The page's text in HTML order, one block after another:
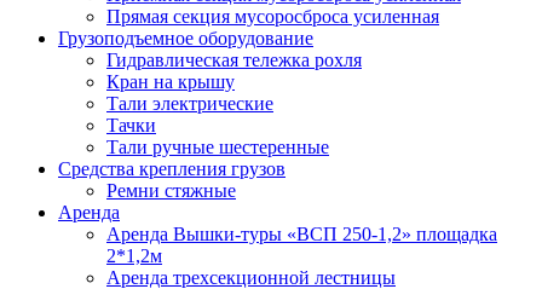
Прямая секция мусоросброса усиленная
Грузоподъемное оборудование
Гидравлическая тележка рохля
Кран на крышу
Тали электрические
Тачки
Тали ручные шестеренные
Средства крепления грузов
Ремни стяжные
Аренда
Аренда Вышки-туры «ВСП 250-1,2» площадка
2*1,2м
Аренда трехсекционной лестницы